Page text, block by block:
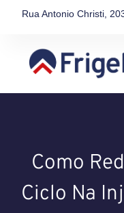
Rua Antonio Christi,
Como
Ciclo Na